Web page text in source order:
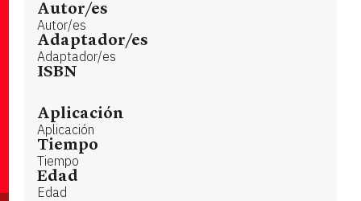
Autor/es
Autor/es
Adaptador/es
Adaptador/es
ISBN
Aplicación
Aplicación
Tiempo
Tiempo
Edad
Edad